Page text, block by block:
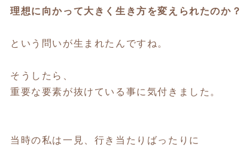
理想に向かって大きく生き方を変えられたのか？
という問いが生まれたんですね。
そうしたら、
重要な要素が抜けている事に気付きました。
当時の私は一見、行き当たりばったりに